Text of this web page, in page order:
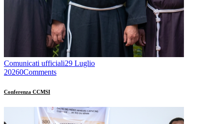
Comunicati ufficiali29 Luglio
20260Comments
Conferenza CCMSI